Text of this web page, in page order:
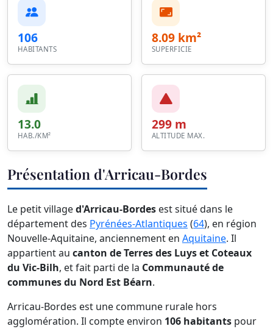
106
HABITANTS
8.09 km²
SUPERFICIE
13.0
HAB./KM²
299 m
ALTITUDE MAX.
Présentation d'Arricau-Bordes
Le petit villaged'Arricau-Bordes est situé dans le
département des Pyrénées-Atlantiques (64), en région
Nouvelle-Aquitaine, anciennement en Aquitaine. Il
appartient au canton de Terres des Luys et Coteaux
du Vic-Bilh, et fait parti de la Communauté de
communes du Nord Est Béarn.
Arricau-Bordes est une commune rurale hors
agglomération. Il compte environ 106 habitants pour